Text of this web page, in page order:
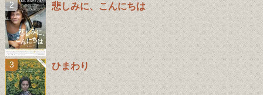
悲しみに、こんにちは
ひまわり